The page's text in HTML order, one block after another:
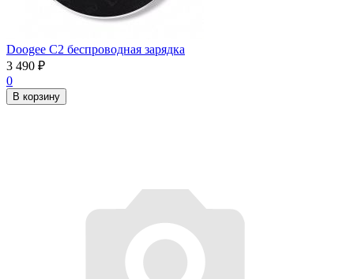
Doogee C2 беспроводная зарядка
3 490 ₽
0
В корзину